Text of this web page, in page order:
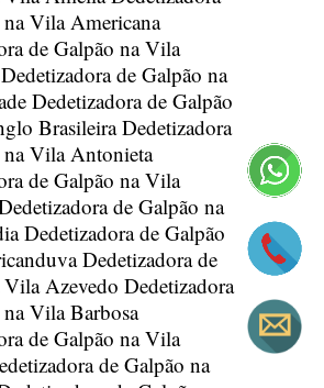
Vila Americana
de Galpão na Vila
Dedetizadora de Galpão na
Dedetizadora de Galpão
BrasileiraDedetizadora
na Vila Antonieta
de Galpão na Vila
de Galpão na
Dedetizadora de Galpão
Dedetizadora de
Azevedo Dedetizadora
Vila Barbosa
de Galpão na Vila
de Galpão na